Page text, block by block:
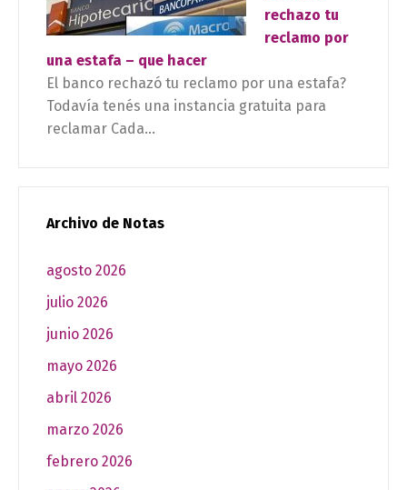
rechazo tu
reclamo por
una estafa – que hacer
El banco rechazó tu reclamo por una estafa?
Todavía tenés una instancia gratuita para
reclamar Cada...
Archivo de Notas
agosto 2026
julio 2026
junio 2026
mayo 2026
abril 2026
marzo 2026
febrero 2026